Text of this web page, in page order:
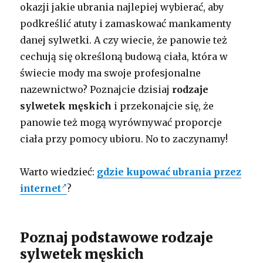
okazji jakie ubrania najlepiej wybierać, aby
podkreślić atuty i zamaskować mankamenty
danej sylwetki. A czy wiecie, że panowie też
cechują się określoną budową ciała, która w
świecie mody ma swoje profesjonalne
nazewnictwo? Poznajcie dzisiaj rodzaje
sylwetek męskich i przekonajcie się, że
panowie też mogą wyrównywać proporcje
ciała przy pomocy ubioru. No to zaczynamy!
Warto wiedzieć: gdzie kupować ubrania przez
internet ?
Poznaj podstawowe rodzaje
sylwetek męskich